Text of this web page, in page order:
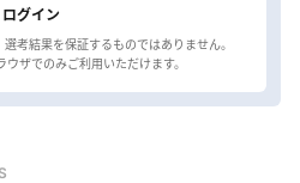
ログイン
考結果を保証するものではありません。